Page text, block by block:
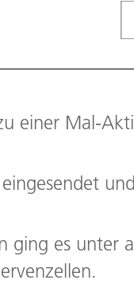
einer Mal-
ging es unter